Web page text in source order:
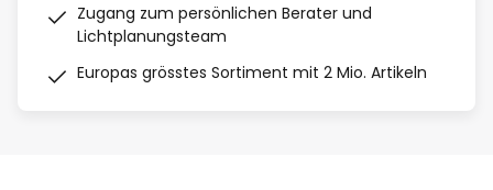
Zugang zum persönlichen Berater und
Lichtplanungsteam
Europas grösstes Sortiment mit 2 Mio. Artikeln